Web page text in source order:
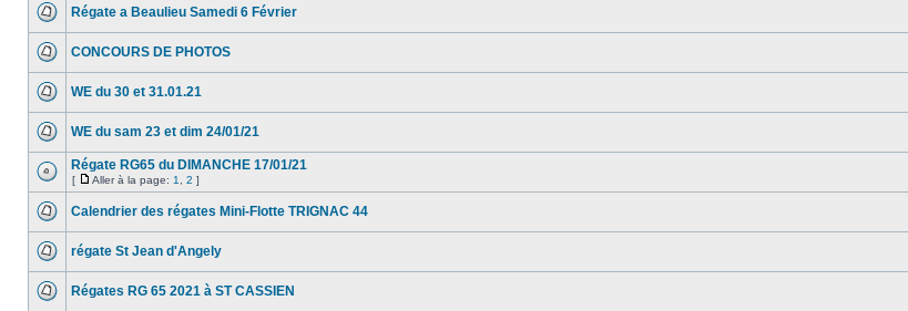
Régate a Beaulieu Samedi 6 Février
CONCOURS DE PHOTOS
WE du 30 et 31.01.21
WE du sam 23 et dim 24/01/21
Régate RG65 du DIMANCHE 17/01/21
[ Aller à la page: 1 2 ]
Calendrier des régates Mini-Flotte TRIGNAC 44
régate St Jean d'Angely
Régates RG 65 2021 à ST CASSIEN